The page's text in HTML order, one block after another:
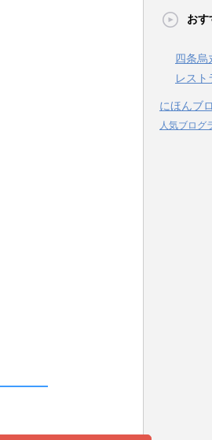
おす
四条烏
レスト
にほんブ
人気ブログ